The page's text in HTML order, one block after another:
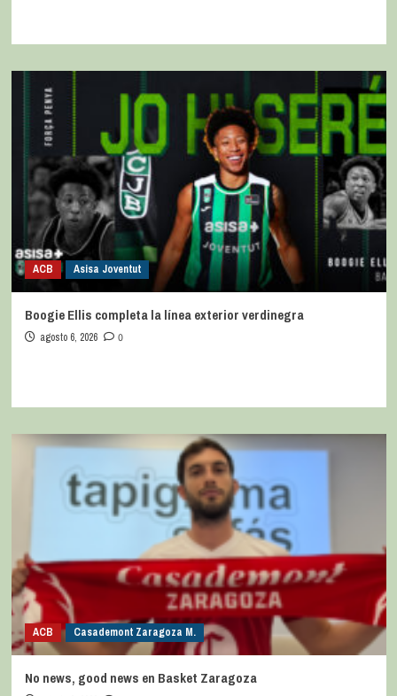
ACB Asisa Joventut
Boogie Ellis completa la línea exterior verdinegra
agosto 6, 2026 0
ACB Casademont Zaragoza M.
No news, good news en Basket Zaragoza